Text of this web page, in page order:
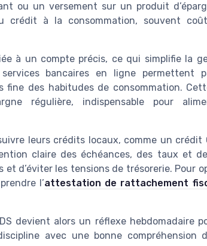
ou un versement sur un produit
à la consommation, souvent
à un compte précis, ce qui simplifie la
bancaires en ligne permettent
des habitudes de consommation.
régulière, indispensable pour
leurs crédits locaux, comme un crédit
claire des échéances, des taux et
d’éviter les tensions de trésorerie. Pour
l’attestation de rattachement
devient alors un réflexe hebdomadaire
avec une bonne compréhension